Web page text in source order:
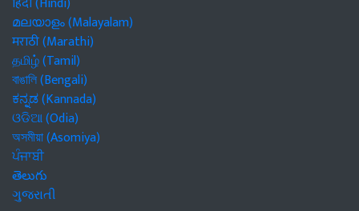
മലയാളം (Malayalam)
मराठी (Marathi)
தமிழ் (Tamil)
বাঙালি (Bengali)
ಕನ್ನಡ (Kannada)
ଓଡିଆ (Odia)
অসমীয়া (Asomiya)
ਪੰਜਾਬੀ
తెలుగు
ગુજરાતી